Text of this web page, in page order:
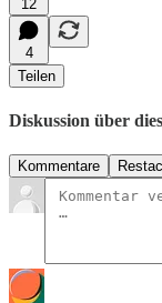
12
4
Teilen
Diskussion über
Kommentare